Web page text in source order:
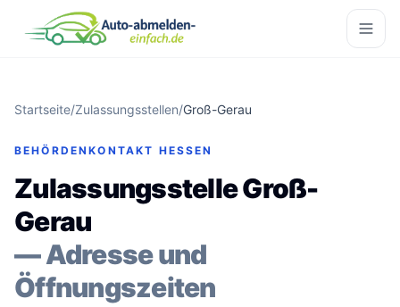
Startseite/Zulassungsstellen/Groß-Gerau
BEHÖRDENKONTAKT HESSEN
Zulassungsstelle Groß-
Gerau
— Adresse und
Öffnungszeiten